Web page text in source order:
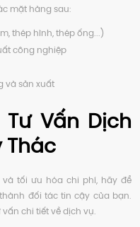
mặt hàng sau:
thép hình, thép ống...)
công nghiệp
và sản xuất
Vấn Dịch
Thác
tối ưu hóa chi phí, hãy để
đối tác tin cậy của bạn.
chi tiết về dịch vụ.